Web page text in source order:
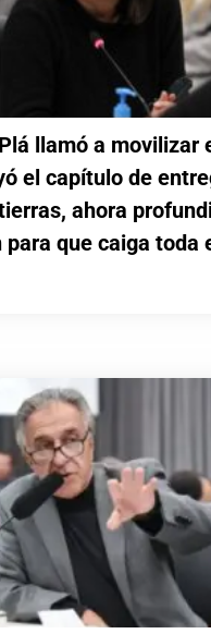
llamó a movilizar
el capítulo de
ahora
que caiga toda